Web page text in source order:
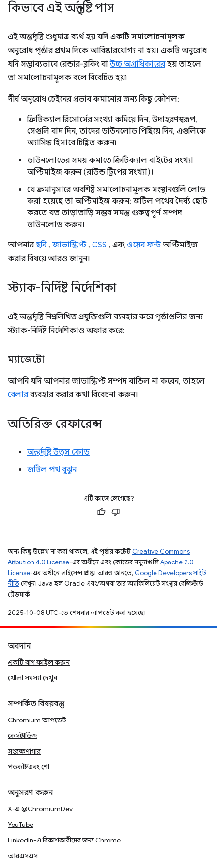
কিভাবে এই অন্তর্দৃষ্টি পাস
এই অন্তর্দৃষ্টি শুধুমাত্র ব্যর্থ হয় যদি একটি সমালোচনামূলক
অনুরোধ পৃষ্ঠার প্রথম দিকে আবিষ্কারযোগ্য না হয়। একটি অনুরোধ
যদি সম্ভাব্যভাবে রেন্ডার-ব্লকিং বাউচ্চ অগ্রাধিকারেরহয় তাহলে
তা সমালোচনামূলক বলে বিবেচিত হয়৷
দীর্ঘ অনুরোধ চেইনের প্রভাব কমানোর জন্য কিছু কৌশল:
ক্রিটিক্যাল রিসোর্সের সংখ্যা কমিয়ে দিন, উদাহরণস্বরূপ,
সেগুলি বাদ দিন, তাদের ডাউনলোড পিছিয়ে দিন, এগুলিকে
অ্যাসিঙ্ক হিসাবে চিহ্নিত করুন৷
ডাউনলোডের সময় কমাতে ক্রিটিক্যাল বাইটের সংখ্যা
অপ্টিমাইজ করুন (রাউন্ড ট্রিপের সংখ্যা)।
যে ক্রমানুসারে অবশিষ্ট সমালোচনামূলক সংস্থানগুলি লোড
করা হয়েছে তা অপ্টিমাইজ করুন: জটিল পথের দৈর্ঘ্য ছোট
করতে যত তাড়াতাড়ি সম্ভব সমস্ত গুরুত্বপূর্ণ সম্পদ
ডাউনলোড করুন।
আপনারছবি, জাভাস্ক্রিপ্ট, CSS , এবং ওয়েব ফন্টঅপ্টিমাইজ
করার বিষয়ে আরও জানুন।
স্ট্যাক-নির্দিষ্ট নির্দেশিকা
এই অন্তর্দৃষ্টি নিম্নলিখিত প্রযুক্তিগুলি ব্যবহার করে পৃষ্ঠাগুলির জন্য
স্ট্যাক-নির্দিষ্ট নির্দেশিকাও অফার করে:
ম্যাজেন্টো
আপনি যদি আপনার জাভাস্ক্রিপ্ট সম্পদ বান্ডিল না করেন, তাহলে
বেলারব্যবহার করার কথা বিবেচনা করুন।
অতিরিক্ত রেফারেন্স
অন্তর্দৃষ্টি উত্স কোড
জটিল পথ বুঝুন
এটি কাজে লেগেছে?
অন্য কিছু উল্লেখ না করা থাকলে, এই পৃষ্ঠার কন্টেন্ট Creative Commons
Attribution 4.0 License-এর অধীনে এবং কোডের নমুনাগুলিApache 2.0
License-এর অধীনে লাইসেন্স প্রাপ্ত। আরও জানতে, Google Developers সাইট
নীতিদেখুন। Java হল Oracle এবং/অথবা তার অ্যাফিলিয়েট সংস্থার রেজিস্টার্ড
ট্রেডমার্ক।
2025-10-08 UTC-তে শেষবার আপডেট করা হয়েছে।
অবদান
একটি বাগ ফাইল করুন
খোলা সমস্যা দেখুন
সম্পর্কিত বিষয়বস্তু
Chromium আপডেট
কেস স্টাডিজ
সংরক্ষণাগার
পডকাস্ট এবং শো
অনুসরণ করুন
X-এ @ChromiumDev
YouTube
LinkedIn-এ বিকাশকারীদের জন্য Chrome
আরএসএস